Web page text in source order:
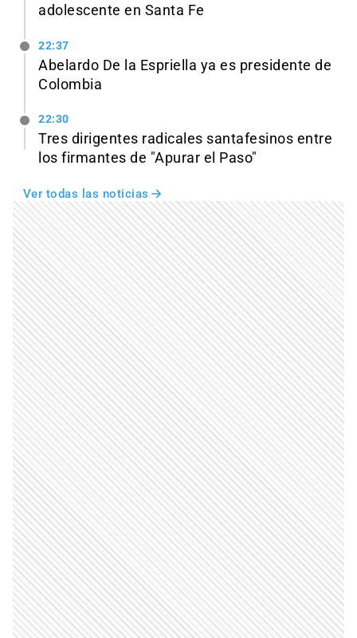
adolescente en Santa Fe
22:37
Abelardo De la Espriella ya es presidente de
Colombia
22:30
Tres dirigentes radicales santafesinos entre
los firmantes de "Apurar el Paso"
Ver todas las noticias